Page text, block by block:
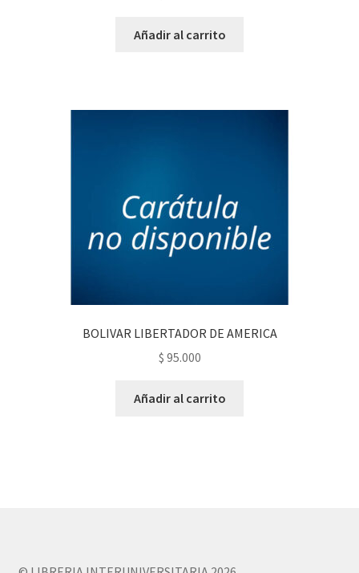
Añadir al carrito
BOLIVAR LIBERTADOR DE AMERICA
$ 95.000
Añadir al carrito